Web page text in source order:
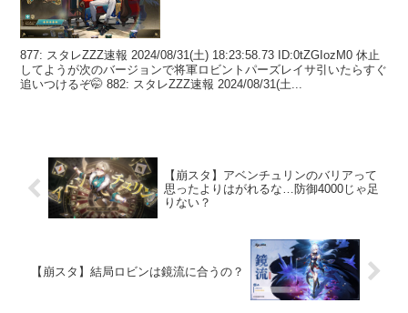
877: スタレZZZ速報 2024/08/31(土) 18:23:58.73 ID:0tZGIozM0 休止
してようが次のバージョンで将軍ロビントパーズレイサ引いたらすぐ
追いつけるぞ🤭 882: スタレZZZ速報 2024/08/31(土...
【崩スタ】アベンチュリンのバリアって
思ったよりはがれるな…防御4000じゃ足
りない？
【崩スタ】結局ロビンは鏡流に合うの？